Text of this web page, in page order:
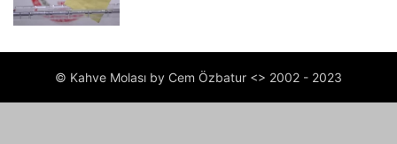
© Kahve Molası by Cem Özbatur <> 2002 - 2023